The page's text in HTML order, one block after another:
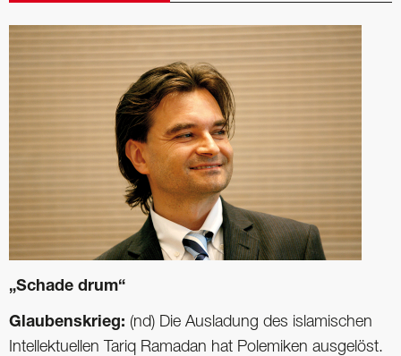
„Schade drum“
Glaubenskrieg: (nd) Die Ausladung des islamischen
Intellektuellen Tariq Ramadan hat Polemiken ausgelöst.